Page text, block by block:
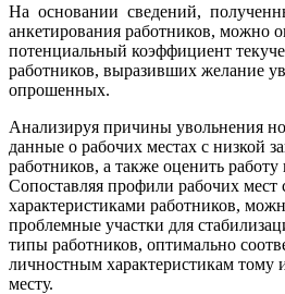
На основании сведений,
анкетирования работников, можно
потенциальный коэффициент
работников, выразивших желание
опрошенных.
Анализируя причины увольнения
данные о рабочих местах с низкой
работников, а также оценить работу
Сопоставляя профили рабочих
характеристиками работников,
проблемные участки для
типы работников, оптимально
личностным характеристикам тому
месту.